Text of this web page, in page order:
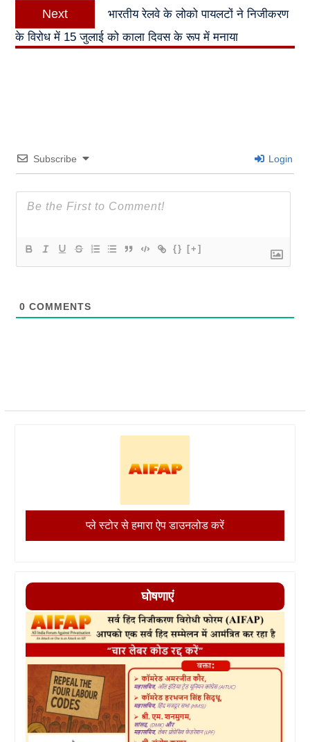
Next
Next
post:
भारतीय रेलवे के लोको पायलटों ने निजीकरण
के विरोध में 15 जुलाई को काला दिवस के रूप में मनाया
Subscribe Login
{} [+]
0 COMMENTS
प्ले स्टोर से हमारा ऐप डाउनलोड करें
घोषणाएं